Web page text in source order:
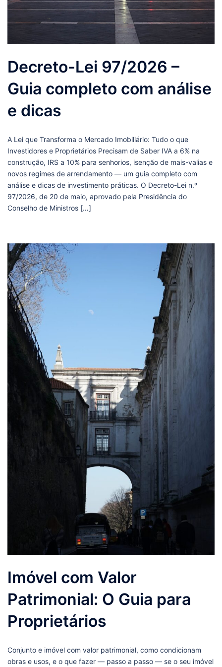
Decreto-Lei 97/2026 –
Guia completo com análise
e dicas
A Lei que Transforma o Mercado Imobiliário: Tudo o que
Investidores e Proprietários Precisam de Saber IVA a 6% na
construção, IRS a 10% para senhorios, isenção de mais-valias e
novos regimes de arrendamento — um guia completo com
análise e dicas de investimento práticas. O Decreto-Lei n.º
97/2026, de 20 de maio, aprovado pela Presidência do
Conselho de Ministros […]
Imóvel com Valor
Patrimonial: O Guia para
Proprietários
Conjunto e imóvel com valor patrimonial, como condicionam
obras e usos, e o que fazer — passo a passo — se o seu imóvel